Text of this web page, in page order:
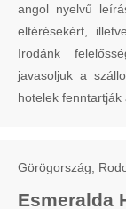
angol nyelvű
eltérésekért,
Irodánk
javasoljuk a
hotelek fenntartják
Görögország,
Esmeralda